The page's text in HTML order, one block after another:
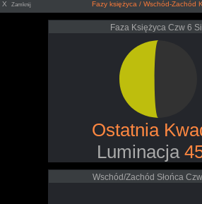
X Zamknij Fazy księżyca / Wschód-Zachód
Faza Księżyca Czw 6
Ostatnia
Luminacja
Wschód/Zachód Słońca